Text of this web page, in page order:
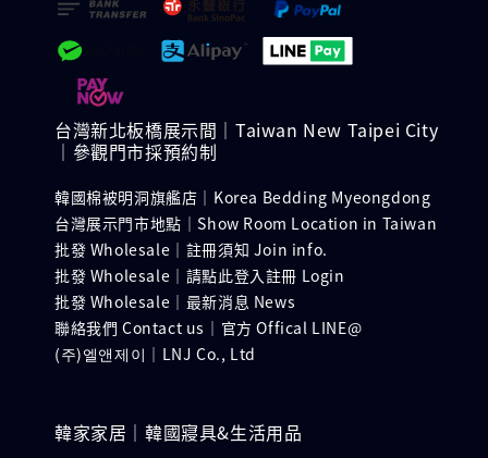
台灣新北板橋展示間｜Taiwan New Taipei City
｜參觀門市採預約制
韓國棉被明洞旗艦店｜Korea Bedding Myeongdong
台灣展示門市地點｜Show Room Location in Taiwan
批發 Wholesale｜註冊須知 Join info.
批發 Wholesale｜請點此登入註冊 Login
批發 Wholesale｜最新消息 News
聯絡我們 Contact us｜官方 Offical LINE@
(주)엘앤제이｜LNJ Co., Ltd
韓家家居｜韓國寢具&生活用品